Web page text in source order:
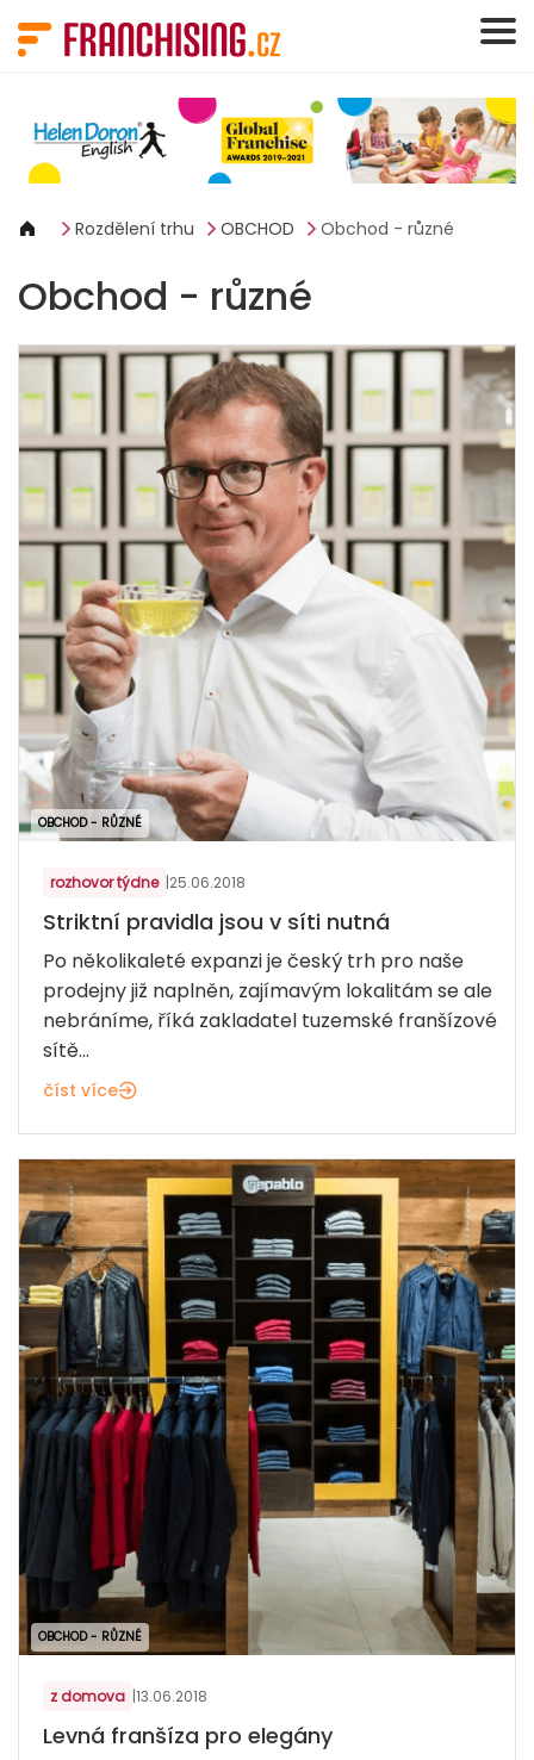
Rozdělení trhu OBCHOD Obchod - různé
Obchod - různé
OBCHOD - RŮZNÉ
rozhovor týdne |25.06.2018
Striktní pravidla jsou v síti nutná
Po několikaleté expanzi je český trh pro naše
prodejny již naplněn, zajímavým lokalitám se ale
nebráníme, říká zakladatel tuzemské franšízové
sítě...
číst více
OBCHOD - RŮZNÉ
z domova |13.06.2018
Levná franšíza pro elegány